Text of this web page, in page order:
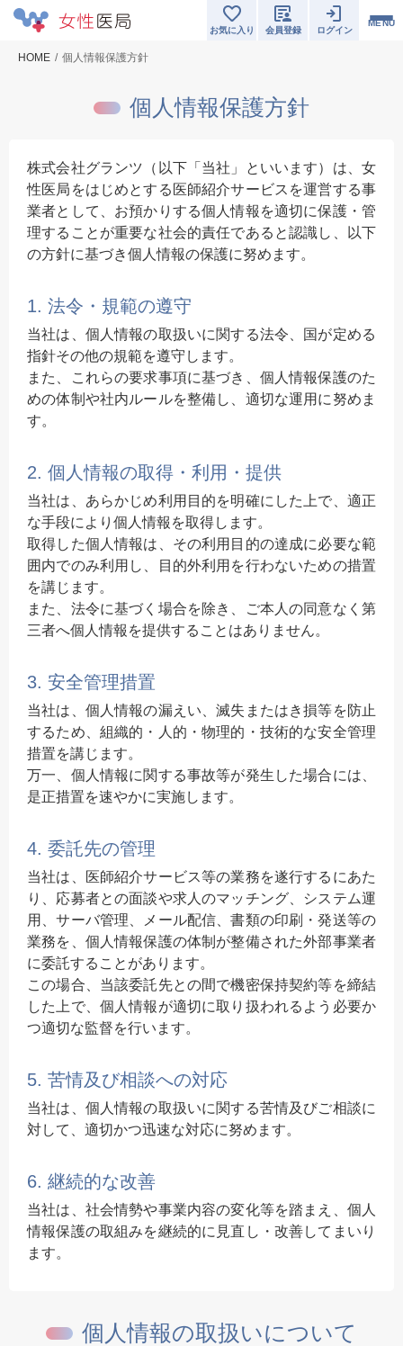
MENU
お気に入り 会員登録 ログイン
HOME 個人情報保護方針
個人情報保護方針
株式会社グランツ（以下「当社」といいます）は、女
性医局をはじめとする医師紹介サービスを運営する事
業者として、お預かりする個人情報を適切に保護・管
理することが重要な社会的責任であると認識し、以下
の方針に基づき個人情報の保護に努めます。
1. 法令・規範の遵守
当社は、個人情報の取扱いに関する法令、国が定める
指針その他の規範を遵守します。
また、これらの要求事項に基づき、個人情報保護のた
めの体制や社内ルールを整備し、適切な運用に努めま
す。
2. 個人情報の取得・利用・提供
当社は、あらかじめ利用目的を明確にした上で、適正
な手段により個人情報を取得します。
取得した個人情報は、その利用目的の達成に必要な範
囲内でのみ利用し、目的外利用を行わないための措置
を講じます。
また、法令に基づく場合を除き、ご本人の同意なく第
三者へ個人情報を提供することはありません。
3. 安全管理措置
当社は、個人情報の漏えい、滅失またはき損等を防止
するため、組織的・人的・物理的・技術的な安全管理
措置を講じます。
万一、個人情報に関する事故等が発生した場合には、
是正措置を速やかに実施します。
4. 委託先の管理
当社は、医師紹介サービス等の業務を遂行するにあた
り、応募者との面談や求人のマッチング、システム運
用、サーバ管理、メール配信、書類の印刷・発送等の
業務を、個人情報保護の体制が整備された外部事業者
に委託することがあります。
この場合、当該委託先との間で機密保持契約等を締結
した上で、個人情報が適切に取り扱われるよう必要か
つ適切な監督を行います。
5. 苦情及び相談への対応
当社は、個人情報の取扱いに関する苦情及びご相談に
対して、適切かつ迅速な対応に努めます。
6. 継続的な改善
当社は、社会情勢や事業内容の変化等を踏まえ、個人
情報保護の取組みを継続的に見直し・改善してまいり
ます。
個人情報の取扱いについて